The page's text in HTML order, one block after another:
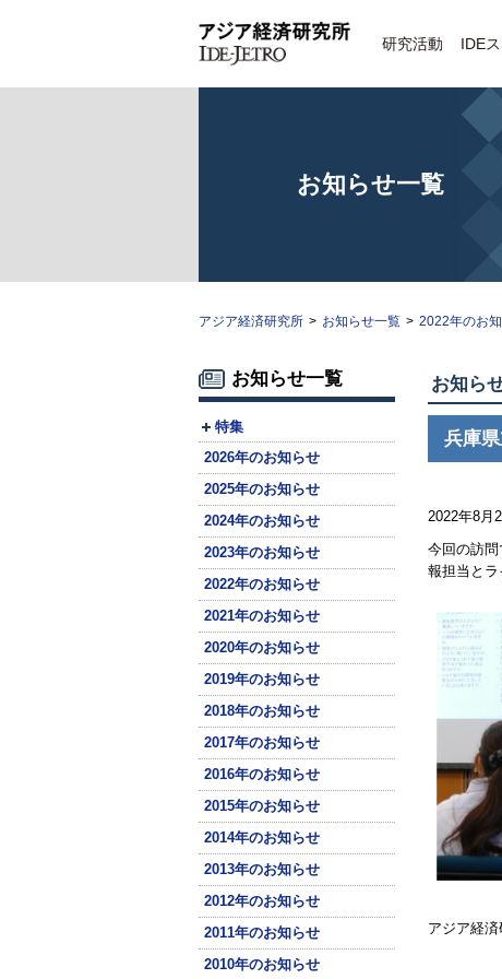
研究活動 IDE
お知らせ一覧
アジア経済研究所 > お知らせ一覧 > 2022年のお
お知らせ一覧
特集
2026年のお知らせ
2025年のお知らせ
2024年のお知らせ
2023年のお知らせ
2022年のお知らせ
2021年のお知らせ
2020年のお知らせ
2019年のお知らせ
2018年のお知らせ
2017年のお知らせ
2016年のお知らせ
2015年のお知らせ
2014年のお知らせ
2013年のお知らせ
2012年のお知らせ
2011年のお知らせ
2010年のお知らせ
お知ら
兵庫
2022年8月
今回の訪問
報担当とラ
アジア経